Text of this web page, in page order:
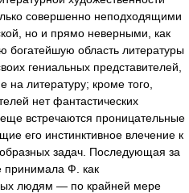
совершенно неподходящими
но и прямо неверными, как
область литературы
гениальных представителей,
на литературу; кроме того,
нет фантастических
встречаются проницательные
его инстинктивное влечение к
задач. Последующая за
принимала Ф. как
людям — по крайней мере